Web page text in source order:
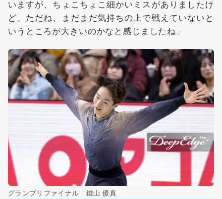
いますが、ちょこちょこ細かいミスがありましたけ
ど。ただね、まだまだ気持ちの上で戦えていないと
いうところが大きいのかなと感じましたね」
グランプリファイナル 鍵山 優真